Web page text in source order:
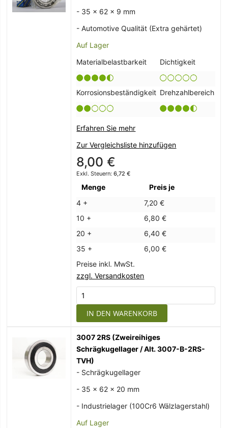
- 35 x 62 x 9 mm
- Automotive Qualität (Extra gehärtet)
Auf Lager
Materialbelastbarkeit
Dichtigkeit
Korrosionsbeständigkeit Drehzahlbereich
Erfahren Sie mehr
Zur Vergleichsliste hinzufügen
8,00 €
6,72 €
Menge
Preis je
4 +
7,20 €
10 +
6,80 €
20 +
6,40 €
35 +
6,00 €
Preise inkl. MwSt.
zzgl. Versandkosten
IN DEN WARENKORB
3007 2RS (Zweireihiges
Schrägkugellager / Alt. 3007-B-2RS-
TVH)
- Schrägkugellager
- 35 x 62 x 20 mm
- Industrielager (100Cr6 Wälzlagerstahl)
Auf Lager